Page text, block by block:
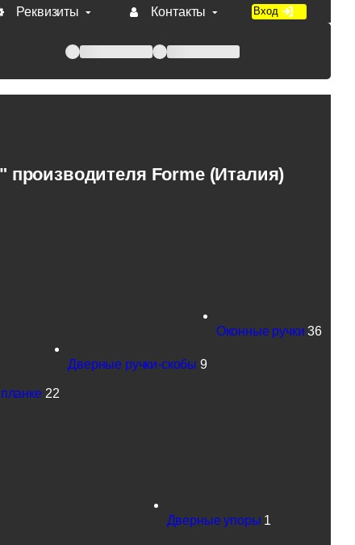
Реквизиты Контакты Вход
оплате по счету.
Forme (Италия)
22
Дверные ручки-скобы 9
Оконные ручки 36
Дверные упоры 1